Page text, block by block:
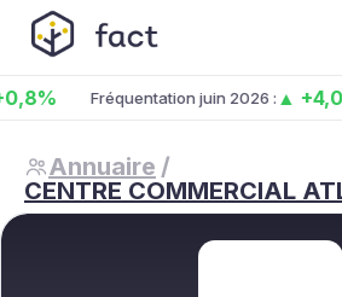
Fréquentation juin 2026 :▲ +4,0 %
Annuaire /
CENTRE COMMERCIAL